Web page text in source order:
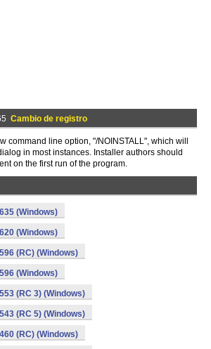
Cambio de registro
command line option, "/NOINSTALL", which will
in most instances. Installer authors should
on the first run of the program.
(Windows)
(Windows)
(RC) (Windows)
(Windows)
(RC 3) (Windows)
(RC 5) (Windows)
(RC) (Windows)